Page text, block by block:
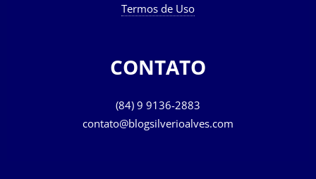
Termos de Uso
CONTATO
(84) 9 9136-2883
contato@blogsilverioalves.com